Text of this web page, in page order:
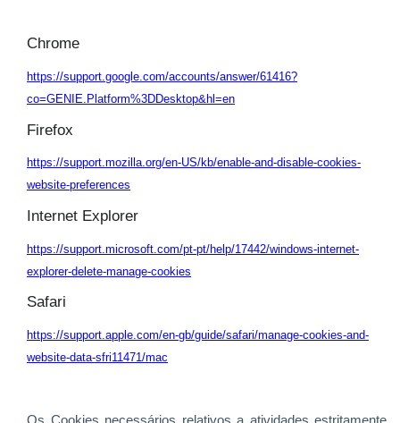
Chrome
https://support.google.com/accounts/answer/61416?
co=GENIE.Platform%3DDesktop&hl=en
Firefox
https://support.mozilla.org/en-US/kb/enable-and-disable-cookies-
website-preferences
Internet Explorer
https://support.microsoft.com/pt-pt/help/17442/windows-internet-
explorer-delete-manage-cookies
Safari
https://support.apple.com/en-gb/guide/safari/manage-cookies-and-
website-data-sfri11471/mac